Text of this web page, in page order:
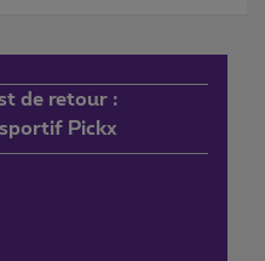
de retour :
Pickx